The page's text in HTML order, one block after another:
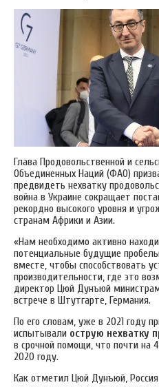
Глава Продовольственной и
Объединенных Наций (ФАО)
предвидеть нехватку
война в Украине сокращает
рекордно высокого уровня и
странам Африки и Азии.
«Нам необходимо активно
потенциальные будущие
вместе, чтобы способствовать
производительности, где это
директор Цюй Дунъюй министрам
встрече в Штутгарте, Германия.
По его словам, уже в 2021 году
испытывали острую нехватку
в срочной помощи, что почти на
2020 году.
Как отметил Цюй Дунъюй,